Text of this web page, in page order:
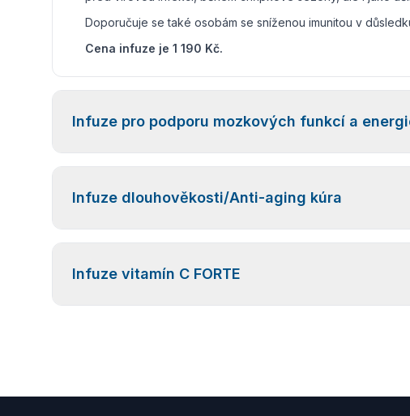
Doporučuje se také osobám se sníženou imunitou v
Cena infuze je 1 190 Kč.
Infuze pro podporu mozkových funkcí a
stres, zlepšují paměť,koncentraciadodávají energii
přetížení nebo při potřebě mentálního restartu.
Cena infuze je 1 190 Kč.
Infuze dlouhověkosti/Anti-aging kúra
pomáhají chránit buňky před oxidačním stresem
Infuze vitamín C FORTE